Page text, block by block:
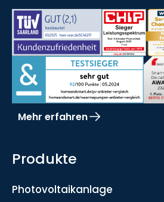
Mehr erfahren
Produkte
Photovoltaikanlage